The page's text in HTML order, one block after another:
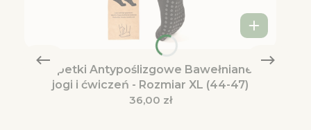
Skarpetki Antypoślizgowe Bawełniane do
jogi i ćwiczeń - Rozmiar XL (44-47)
Cena
36,00 zł